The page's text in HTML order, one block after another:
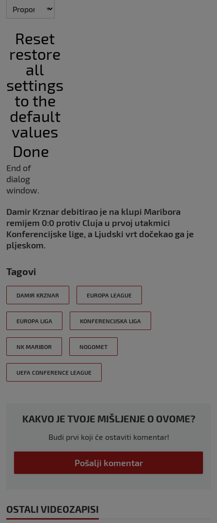
Reset
restore
all
settings
to the
default
values
Done
End of
dialog
window.
Damir Krznar debitirao je na klupi Maribora
remijem 0:0 protiv Cluja u prvoj utakmici
Konferencijske lige, a Ljudski vrt dočekao ga je
pljeskom.
Tagovi
DAMIR KRZNAR EUROPA LEAGUE
EUROPA LIGA KONFERENCIJSKA LIGA
NK MARIBOR NOGOMET
UEFA CONFERENCE LEAGUE
KAKVO JE TVOJE MIŠLJENJE O OVOME?
Budi prvi koji će ostaviti komentar!
Pošalji komentar
OSTALI VIDEOZAPISI